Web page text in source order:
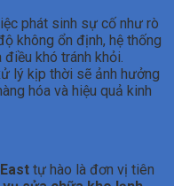
phát sinh sự cố như rò
không ổn định, hệ thống
khó tránh khỏi.
lý kịp thời sẽ ảnh hưởng
hóa và hiệu quả kinh
tự hào là đơn vị tiên